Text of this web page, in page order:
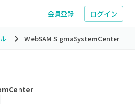
会員登録 ログイン
WebSAM SigmaSystemCenter